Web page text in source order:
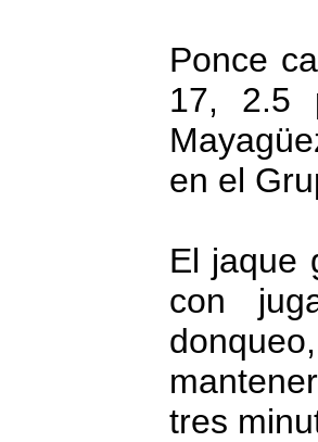
Ponce
17, 2.5
en el
El jaque
con
tres